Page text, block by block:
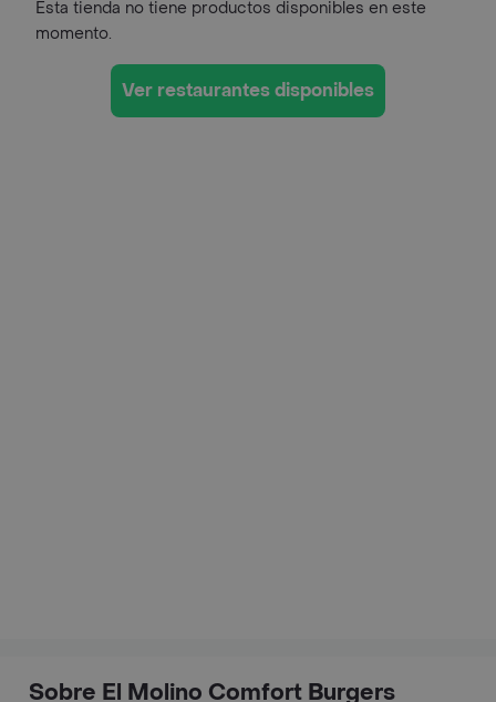
Esta tienda no tiene productos disponibles en este
momento.
Ver restaurantes disponibles
Sobre El Molino Comfort Burgers